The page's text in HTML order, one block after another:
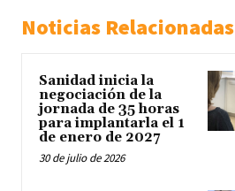
Noticias Relacionadas
Sanidad inicia la
negociación de la
jornada de 35 horas
para implantarla el 1
de enero de 2027
30 de julio de 2026